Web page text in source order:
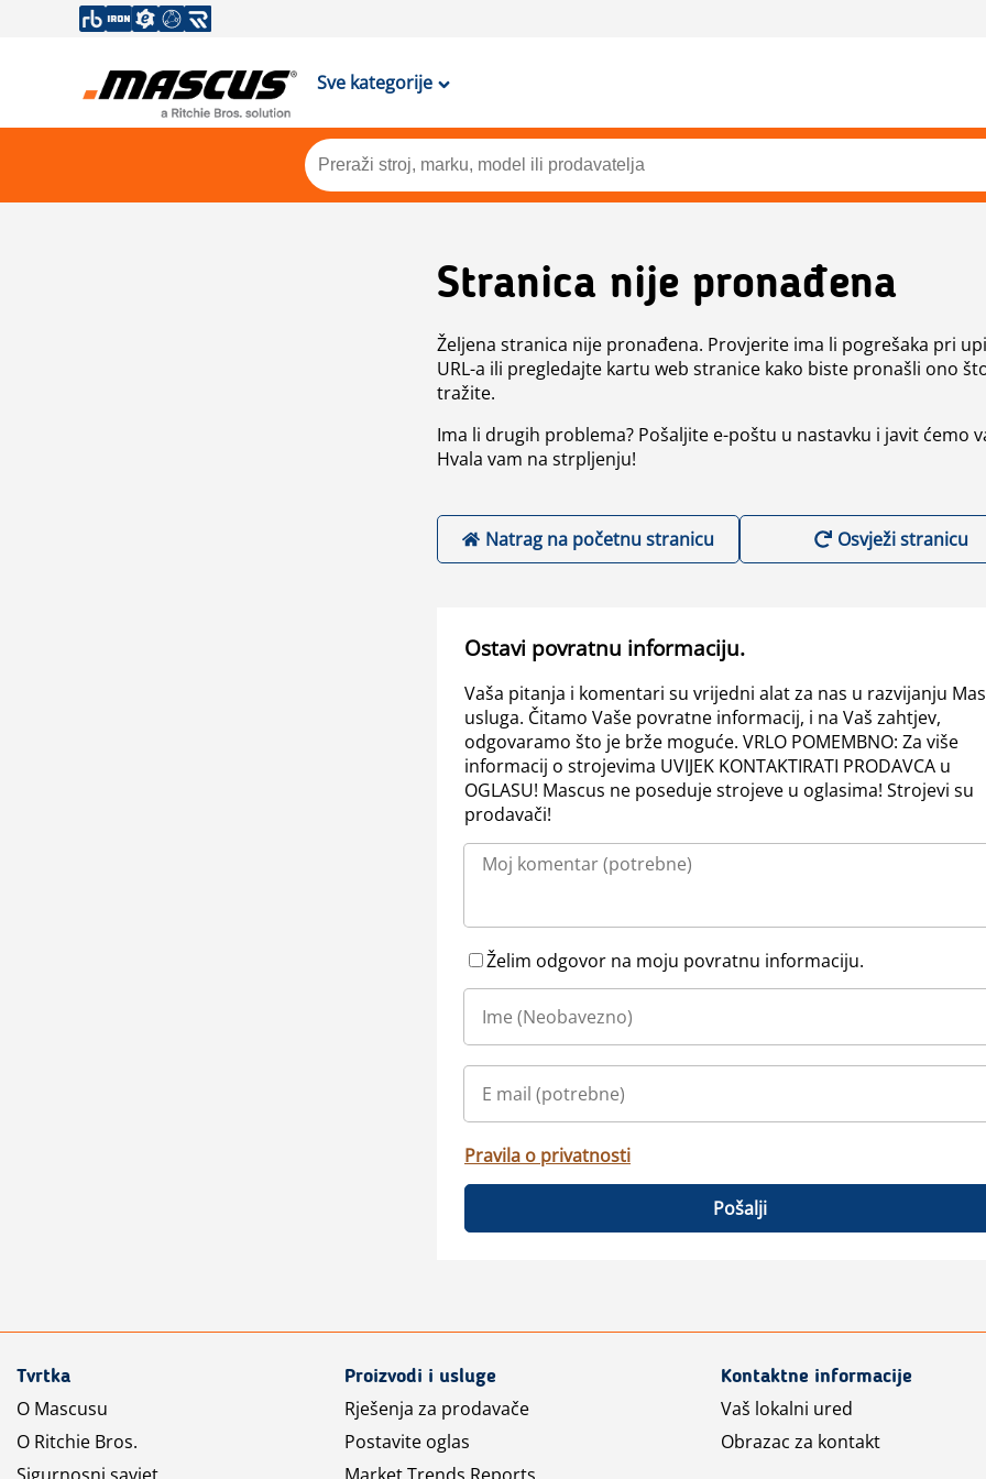
Sve kategorije
Stranica nije pronađena
Željena stranica nije pronađena. Provjerite ima li pogrešaka pri
URL-a ili pregledajte kartu web stranice kako biste pronašli ono
tražite.
Ima li drugih problema? Pošaljite e-poštu u nastavku i javit ćemo
Hvala vam na strpljenju!
Natrag na početnu stranicu Osvježi stranicu
Ostavi povratnu informaciju.
Vaša pitanja i komentari su vrijedni alat za nas u razvijanju
usluga. Čitamo Vaše povratne informacij, i na Vaš zahtjev,
odgovaramo što je brže moguće. VRLO POMEMBNO: Za više
informacij o strojevima UVIJEK KONTAKTIRATI PRODAVCA u
OGLASU! Mascus ne poseduje strojeve u oglasima! Strojevi su
prodavači!
Želim odgovor na moju povratnu informaciju.
Pravila o privatnosti
Pošalji
Tvrtka
O Mascusu
O Ritchie Bros.
Proizvodi i usluge
Rješenja za prodavače
Postavite oglas
Kontaktne informacije
Vaš lokalni ured
Obrazac za kontakt